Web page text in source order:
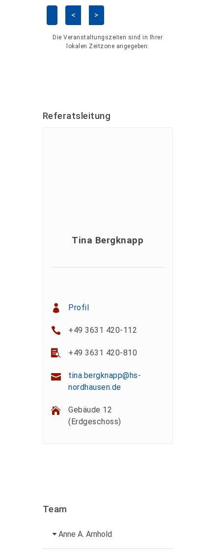
Kalender überspringen
< >
Die Veranstaltungszeiten sind in Ihrer
lokalen Zeitzone angegeben:
Referatsleitung
Tina Bergknapp
Profil
+49 3631 420-112
+49 3631 420-810
tina.bergknapp@hs-
nordhausen.de
Gebäude 12
(Erdgeschoss)
Team
Anne A. Arnhold